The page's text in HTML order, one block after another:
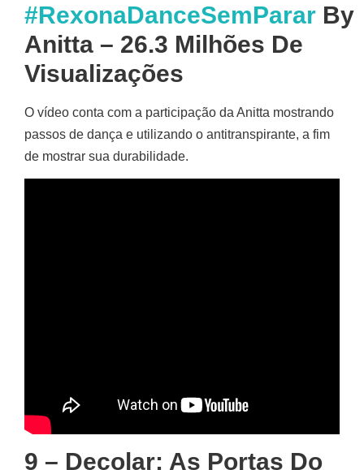
#RexonaDanceSemParar By
Anitta – 26.3 Milhões De
Visualizações
O vídeo conta com a participação da Anitta mostrando
passos de dança e utilizando o antitranspirante, a fim
de mostrar sua durabilidade.
9 – Decolar: As Portas Do